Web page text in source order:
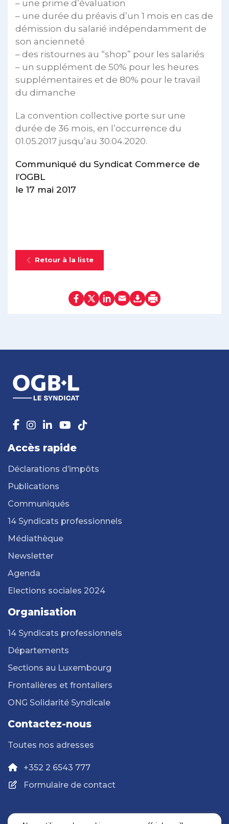
– une prime d’évaluation
– une durée du préavis d’un 1 mois en cas de
démission du salarié indépendamment de
son ancienneté
– des ristournes au “shop” pour les salariés
– un supplément de 50% pour les heures
supplémentaires et de 80% pour le travail
du dimanche
La convention collective porte sur une
durée de 36 mois, en l’occurrence du
01.05.2017 jusqu’au 30.04.2020.
Communiqué du Syndicat Commerce de
l’OGBL
le 17 mai 2017
Retour à la liste
Accès rapide
Déclarations d’impôts
Publications
Communiqués
14 Syndicats professionnels
Médiathèque
Newsletter
Agenda
Elections sociales 2024
Organisation
14 Syndicats professionnels
Départements
Sections au Luxembourg
Frontalières et frontaliers
ONG Solidarité Syndicale
Contactez-nous
Toutes nos adresses
+352 2 6543 777
Formulaire de contact